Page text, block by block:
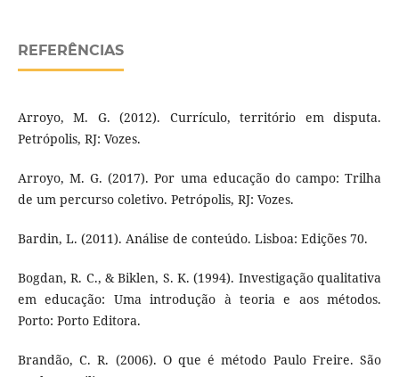
REFERÊNCIAS
Arroyo, M. G. (2012). Currículo, território em disputa.
Petrópolis, RJ: Vozes.
Arroyo, M. G. (2017). Por uma educação do campo: Trilha
de um percurso coletivo. Petrópolis, RJ: Vozes.
Bardin, L. (2011). Análise de conteúdo. Lisboa: Edições 70.
Bogdan, R. C., & Biklen, S. K. (1994). Investigação qualitativa
em educação: Uma introdução à teoria e aos métodos.
Porto: Porto Editora.
Brandão, C. R. (2006). O que é método Paulo Freire. São